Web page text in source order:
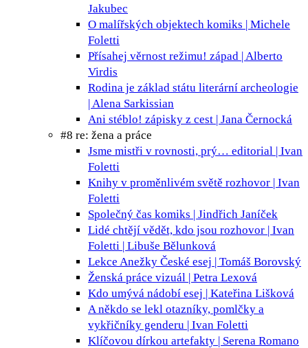
Jakubec
O malířských objektech komiks | Michele
Foletti
Přísahej věrnost režimu! západ | Alberto
Virdis
Rodina je základ státu literární archeologie
| Alena Sarkissian
Ani stéblo! zápisky z cest | Jana Černocká
#8 re: žena a práce
Jsme mistři v rovnosti, prý… editorial | Ivan
Foletti
Knihy v proměnlivém světě rozhovor | Ivan
Foletti
Společný čas komiks | Jindřich Janíček
Lidé chtějí vědět, kdo jsou rozhovor | Ivan
Foletti | Libuše Bělunková
Lekce Anežky České esej | Tomáš Borovský
Ženská práce vizuál | Petra Lexová
Kdo umývá nádobí esej | Kateřina Lišková
A někdo se lekl otazníky, pomlčky a
vykřičníky genderu | Ivan Foletti
Klíčovou dírkou artefakty | Serena Romano